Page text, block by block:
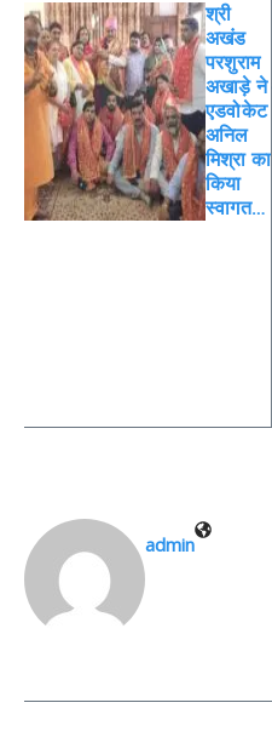
श्री
अखंड
परशुराम
अखाड़े ने
एडवोकेट
अनिल
मिश्रा का
किया
स्वागत…
admin